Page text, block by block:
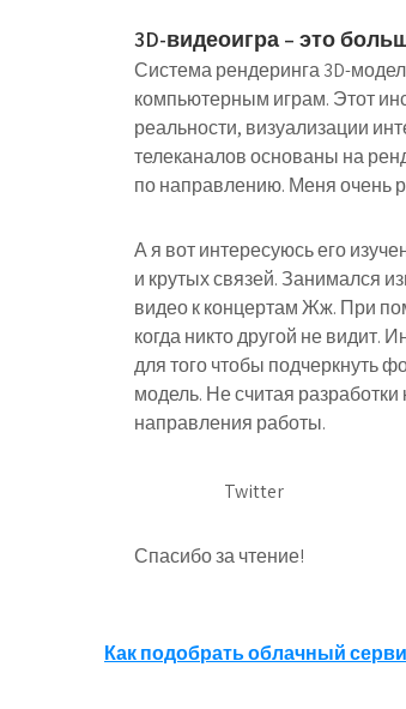
3D-видеоигра – это
Система рендеринга 3D-
компьютерным играм. Этот
реальности, визуализации
телеканалов основаны на
по направлению. Меня очень
А я вот интересуюсь его
и крутых связей. Занимался
видео к концертам Жж. При
когда никто другой не видит.
для того чтобы подчеркнуть
модель. Не считая
направления работы.
Twitter
Спасибо за чтение!
Навигация
Как подобрать облачный